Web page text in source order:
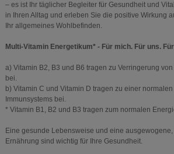
– es ist Ihr täglicher Begleiter für Gesundheit und
in Ihren Alltag und erleben Sie die positive Wirkung
Ihr allgemeines Wohlbefinden.
Multi-Vitamin Energetikum* - Für mich. Für uns.
a) Vitamin B2, B3 und B6 tragen zu Verringerung
bei.
b) Vitamin C und Vitamin D tragen zu einer
Immunsystems bei.
* Vitamin B1, B2 und B3 tragen zum normalen
Eine gesunde Lebensweise und eine
Ernährung sind wichtig für Ihre Gesundheit.